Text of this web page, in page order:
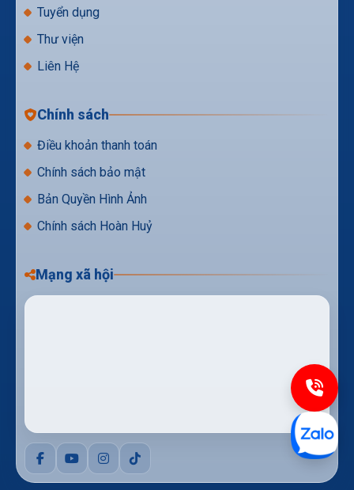
Tuyển dụng
Thư viện
Liên Hệ
Chính sách
Điều khoản thanh toán
Chính sách bảo mật
Bản Quyền Hình Ảnh
Chính sách Hoàn Huỷ
Mạng xã hội